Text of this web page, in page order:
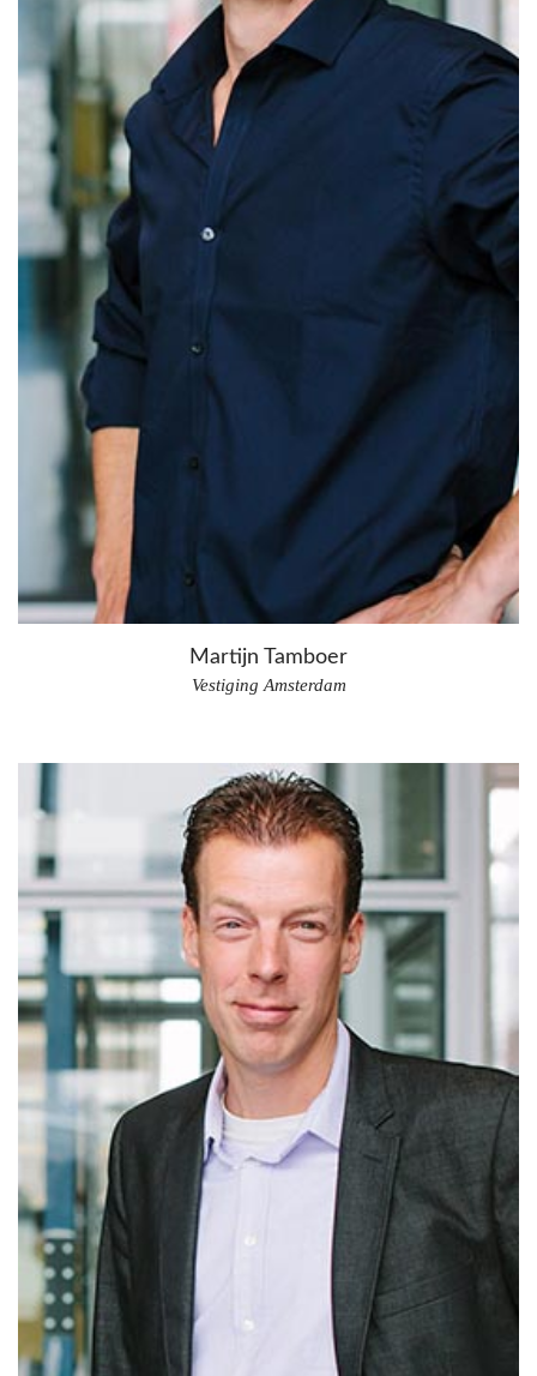
Martijn Tamboer
Vestiging Amsterdam